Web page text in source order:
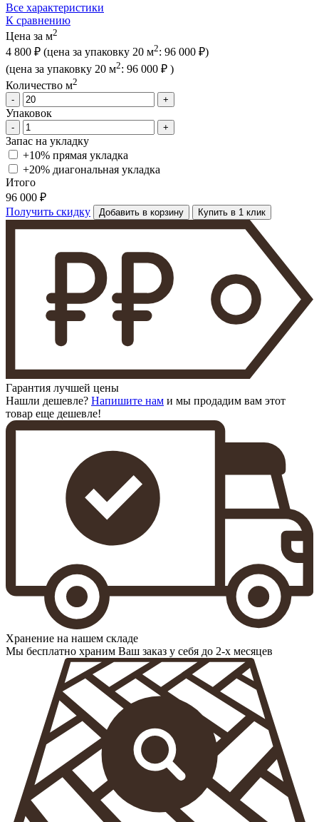
Все характеристики
К сравнению
Цена за м2
4 800 ₽ (цена за упаковку 20 м2: 96 000 ₽)
(цена за упаковку 20 м2: 96 000 ₽ )
Количество м2
-
+
Упаковок
- +
Запас на укладку
+10% прямая укладка
+20% диагональная укладка
Итого
96 000 ₽
Получить скидку
Добавить в корзину Купить в 1 клик
Гарантия лучшей цены
Нашли дешевле? Напишите нам и мы продадим вам этот
товар еще дешевле!
Хранение на нашем складе
Мы бесплатно храним Ваш заказ у себя до 2-х месяцев